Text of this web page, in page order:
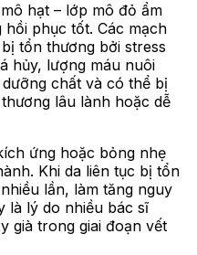
hạt – lớp mô đỏ ẩm
phục tốt. Các mạch
tổn thương bởi stress
hủy, lượng máu nuôi
chất và có thể bị
lâu lành hoặc dễ
ứng hoặc bỏng nhẹ
Khi da liên tục bị tổn
lần, làm tăng nguy
là lý do nhiều bác sĩ
già trong giai đoạn vết